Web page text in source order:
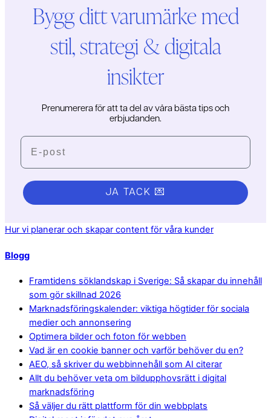
Bygg ditt varumärke med
stil, strategi & digitala
insikter
Prenumerera för att ta del av våra bästa tips och
erbjudanden.
E-post
JA TACK 💌
Hur vi planerar och skapar content för våra kunder
Blogg
Framtidens söklandskap i Sverige: Så skapar du innehåll
som gör skillnad 2026
Marknadsföringskalender: viktiga högtider för sociala
medier och annonsering
Optimera bilder och foton för webben
Vad är en cookie banner och varför behöver du en?
AEO, så skriver du webbinnehåll som AI citerar
Allt du behöver veta om bildupphovsrätt i digital
marknadsföring
Så väljer du rätt plattform för din webbplats